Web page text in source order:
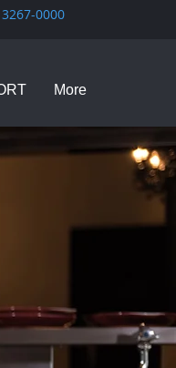
0000
More